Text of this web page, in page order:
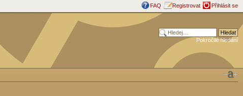
FAQ Registrovat Přihlásit se
Pokročilé hledání